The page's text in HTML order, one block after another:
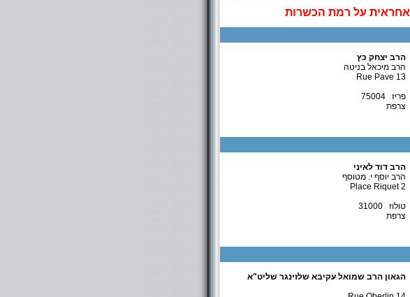
אחראית על רמת הכשרות
הרב יצחק כץ
הרב מיכאל בניטה
13 Rue Pave
פריז 75004
צרפת
הרב דוד לאיני
הרב יוסף י. מטוסף
2 Place Riquet
טולוז 31000
צרפת
הגאון הרב שמואל עקיבא שלזינגר שליט"א